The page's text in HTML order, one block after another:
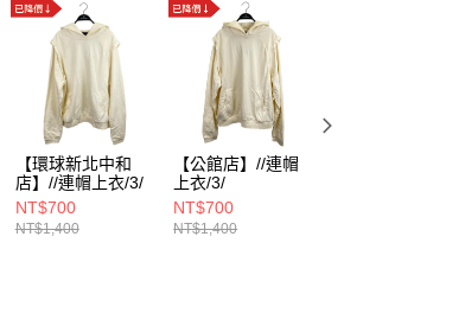
【環球新北中和
店】//連帽上衣/3/
NT$700
NT$1,400
【公館店】//連帽
上衣/3/
NT$700
NT$1,400